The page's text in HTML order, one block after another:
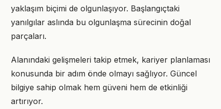
yaklaşım biçimi de olgunlaşıyor. Başlangıçtaki
yanılgılar aslında bu olgunlaşma sürecinin doğal
parçaları.
Alanındaki gelişmeleri takip etmek, kariyer planlaması
konusunda bir adım önde olmayı sağlıyor. Güncel
bilgiye sahip olmak hem güveni hem de etkinliği
artırıyor.